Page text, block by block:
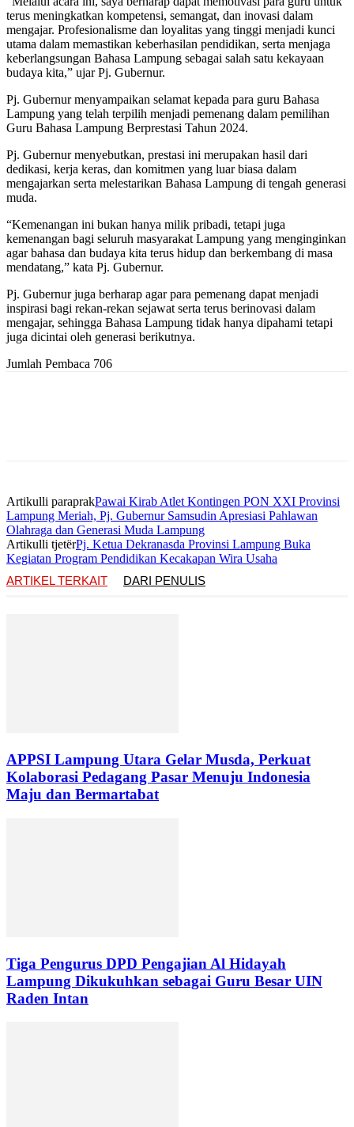
terus meningkatkan kompetensi, semangat, dan inovasi dalam
mengajar. Profesionalisme dan loyalitas yang tinggi menjadi kunci
utama dalam memastikan keberhasilan pendidikan, serta menjaga
keberlangsungan Bahasa Lampung sebagai salah satu kekayaan
budaya kita,” ujar Pj. Gubernur.
Pj. Gubernur menyampaikan selamat kepada para guru Bahasa
Lampung yang telah terpilih menjadi pemenang dalam pemilihan
Guru Bahasa Lampung Berprestasi Tahun 2024.
Pj. Gubernur menyebutkan, prestasi ini merupakan hasil dari
dedikasi, kerja keras, dan komitmen yang luar biasa dalam
mengajarkan serta melestarikan Bahasa Lampung di tengah generasi
muda.
“Kemenangan ini bukan hanya milik pribadi, tetapi juga
kemenangan bagi seluruh masyarakat Lampung yang menginginkan
agar bahasa dan budaya kita terus hidup dan berkembang di masa
mendatang,” kata Pj. Gubernur.
Pj. Gubernur juga berharap agar para pemenang dapat menjadi
inspirasi bagi rekan-rekan sejawat serta terus berinovasi dalam
mengajar, sehingga Bahasa Lampung tidak hanya dipahami tetapi
juga dicintai oleh generasi berikutnya.
Jumlah Pembaca 706
Artikulli paraprakPawai Kirab Atlet Kontingen PON XXI Provinsi
Lampung Meriah, Pj. Gubernur Samsudin Apresiasi Pahlawan
Olahraga dan Generasi Muda Lampung
Artikulli tjetërPj. Ketua Dekranasda Provinsi Lampung Buka
Kegiatan Program Pendidikan Kecakapan Wira Usaha
ARTIKEL TERKAIT
DARI PENULIS
APPSI Lampung Utara Gelar Musda, Perkuat
Kolaborasi Pedagang Pasar Menuju Indonesia
Maju dan Bermartabat
Tiga Pengurus DPD Pengajian Al Hidayah
Lampung Dikukuhkan sebagai Guru Besar UIN
Raden Intan